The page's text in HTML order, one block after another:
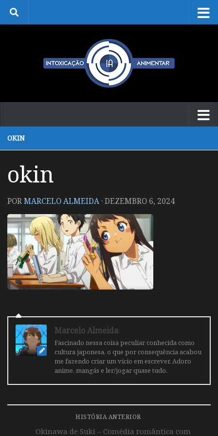
Skip to content
OKIN
okin
PORMARCELO ALMEIDA ·DEZEMBRO 6, 2024
Marcelo Almeida
Fascinado nessa coisa peculiar conhecida como
cultura japonesa, o que por consequência acabou
me fazendo criar um vicio em escrever. Adoro
anime, mangás e ler/jogar quase tudo.
HISTÓRIA ANTERIOR
Okinawa de Suki – Comédia romântica com